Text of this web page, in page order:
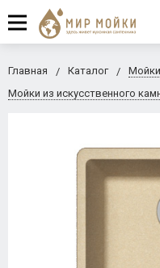
Главная Каталог
Мойки
Мойки из искусственного